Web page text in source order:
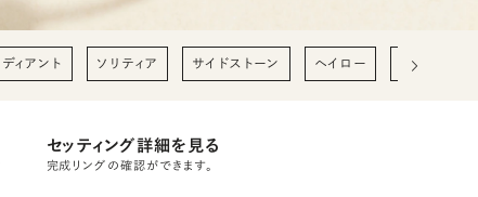
ィアント ソリティア サイドストーン ヘイロー 0.2ct
セッティング詳細を見る
完成リングの確認ができます。